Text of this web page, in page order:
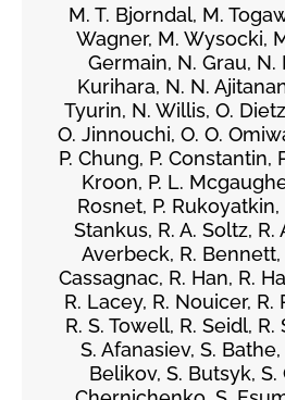
M. T. Bjorndal, M.
Wagner, M. Wysocki,
Germain, N. Grau, N.
Kurihara, N. N.
Tyurin, N. Willis, O.
O. Jinnouchi, O. O.
P. Chung, P. Constantin,
Kroon, P. L.
Rosnet, P. Rukoyatkin,
Stankus, R. A. Soltz, R.
Averbeck, R.
Cassagnac, R. Han, R.
R. Lacey, R. Nouicer, R.
R. S. Towell, R. Seidl, R.
S. Afanasiev, S.
Belikov, S. Butsyk, S.